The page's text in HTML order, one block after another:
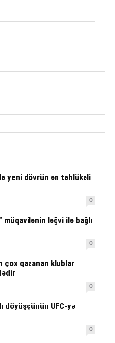
yeni dövrün ən təhlükəli
0
müqavilənin ləğvi ilə bağlı
0
çox qazanan klublar
0
döyüşçünün UFC-yə
0